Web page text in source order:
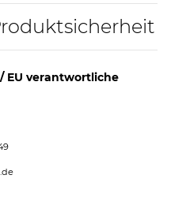
EU verantwortliche